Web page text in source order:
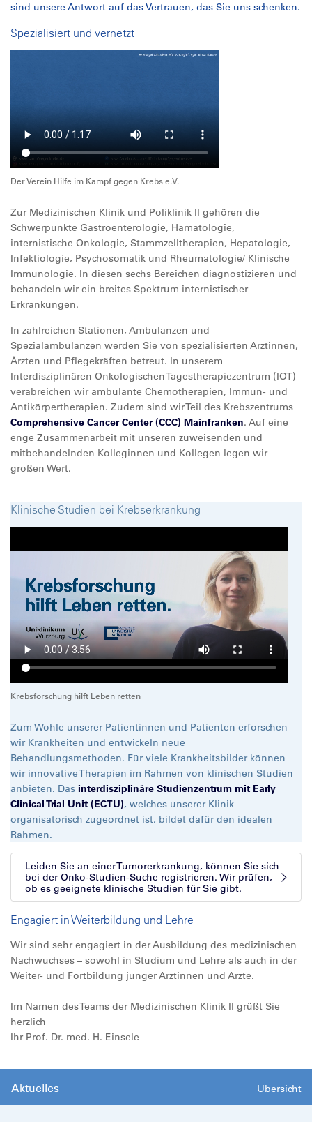
sind unsere Antwort auf das Vertrauen, das Sie uns schenken.
Spezialisiert und vernetzt
Der Verein Hilfe im Kampf gegen Krebs e.V.
Zur Medizinischen Klinik und Poliklinik II gehören die
Schwerpunkte Gastroenterologie, Hämatologie,
internistische Onkologie, Stammzelltherapien, Hepatologie,
Infektiologie, Psychosomatik und Rheumatologie/ Klinische
Immunologie. In diesen sechs Bereichen diagnostizieren und
behandeln wir ein breites Spektrum internistischer
Erkrankungen.
In zahlreichen Stationen, Ambulanzen und
Spezialambulanzen werden Sie von spezialisierten Ärztinnen,
Ärzten und Pflegekräften betreut. In unserem
Interdisziplinären Onkologischen Tagestherapiezentrum (IOT)
verabreichen wir ambulante Chemotherapien, Immun- und
Antikörpertherapien. Zudem sind wir Teil des Krebszentrums
Comprehensive Cancer Center (CCC) Mainfranken. Auf eine
enge Zusammenarbeit mit unseren zuweisenden und
mitbehandelnden Kolleginnen und Kollegen legen wir
großen Wert.
Klinische Studien bei Krebserkrankung
Krebsforschung hilft Leben retten
Zum Wohle unserer Patientinnen und Patienten erforschen
wir Krankheiten und entwickeln neue
Behandlungsmethoden. Für viele Krankheitsbilder können
wir innovative Therapien im Rahmen von klinischen Studien
anbieten. Das interdisziplinäre Studienzentrum mit Early
Clinical Trial Unit (ECTU), welches unserer Klinik
organisatorisch zugeordnet ist, bildet dafür den idealen
Rahmen.
Leiden Sie an einer Tumorerkrankung, können Sie sich
bei der Onko-Studien-Suche registrieren. Wir prüfen,
ob es geeignete klinische Studien für Sie gibt.
Engagiert in Weiterbildung und Lehre
Wir sind sehr engagiert in der Ausbildung des medizinischen
Nachwuchses – sowohl in Studium und Lehre als auch in der
Weiter- und Fortbildung junger Ärztinnen und Ärzte.
Im Namen des Teams der Medizinischen Klinik II grüßt Sie
herzlich
Ihr Prof. Dr. med. H. Einsele
Aktuelles Übersicht